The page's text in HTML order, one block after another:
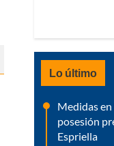
Lo último
Medidas
posesión
Espriella